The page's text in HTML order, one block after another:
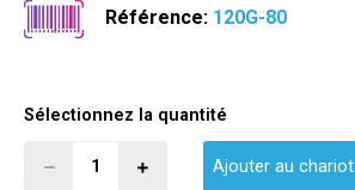
Référence: 120G-80
Sélectionnez la quantité
Ajouter au chariot